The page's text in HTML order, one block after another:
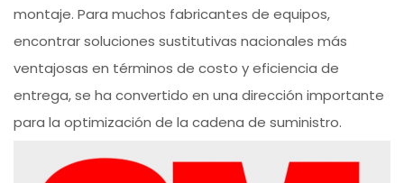
montaje. Para muchos fabricantes de equipos,
encontrar soluciones sustitutivas nacionales más
ventajosas en términos de costo y eficiencia de
entrega, se ha convertido en una dirección importante
para la optimización de la cadena de suministro.